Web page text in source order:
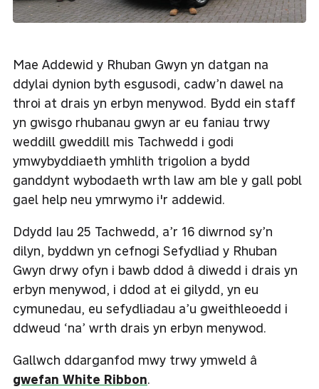
Mae Addewid y Rhuban Gwyn yn datgan na
ddylai dynion byth esgusodi, cadw’n dawel na
throi at drais yn erbyn menywod. Bydd ein staff
yn gwisgo rhubanau gwyn ar eu faniau trwy
weddill gweddill mis Tachwedd i godi
ymwybyddiaeth ymhlith trigolion a bydd
ganddynt wybodaeth wrth law am ble y gall pobl
gael help neu ymrwymo i'r addewid.
Ddydd Iau 25 Tachwedd, a’r 16 diwrnod sy’n
dilyn, byddwn yn cefnogi Sefydliad y Rhuban
Gwyn drwy ofyn i bawb ddod â diwedd i drais yn
erbyn menywod, i ddod at ei gilydd, yn eu
cymunedau, eu sefydliadau a’u gweithleoedd i
ddweud ‘na’ wrth drais yn erbyn menywod.
Gallwch ddarganfod mwy trwy ymweld â
gwefan White Ribbon.